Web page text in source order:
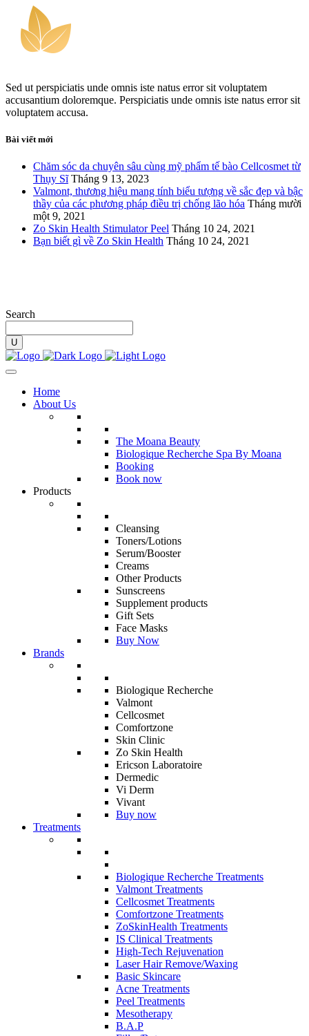
Sed ut perspiciatis unde omnis iste natus error sit voluptatem
accusantium doloremque. Perspiciatis unde omnis iste natus error sit
voluptatem accusa.
Bài viết mới
Chăm sóc da chuyên sâu cùng mỹ phẩm tế bào Cellcosmet từ
Thụy Sĩ Tháng 9 13, 2023
Valmont, thương hiệu mang tính biểu tượng về sắc đẹp và bậc
thầy của các phương pháp điều trị chống lão hóa Tháng mười
một 9, 2021
Zo Skin Health Stimulator Peel Tháng 10 24, 2021
Bạn biết gì về Zo Skin Health Tháng 10 24, 2021
Search
Home
About Us
The Moana Beauty
Biologique Recherche Spa By Moana
Booking
Book now
Products
Cleansing
Toners/Lotions
Serum/Booster
Creams
Other Products
Sunscreens
Supplement products
Gift Sets
Face Masks
Buy Now
Brands
Biologique Recherche
Valmont
Cellcosmet
Comfortzone
Skin Clinic
Zo Skin Health
Ericson Laboratoire
Dermedic
Vi Derm
Vivant
Buy now
Treatments
Biologique Recherche Treatments
Valmont Treatments
Cellcosmet Treatments
Comfortzone Treatments
ZoSkinHealth Treatments
IS Clinical Treatments
High-Tech Rejuvenation
Laser Hair Remove/Waxing
Basic Skincare
Acne Treatments
Peel Treatments
Mesotherapy
B.A.P